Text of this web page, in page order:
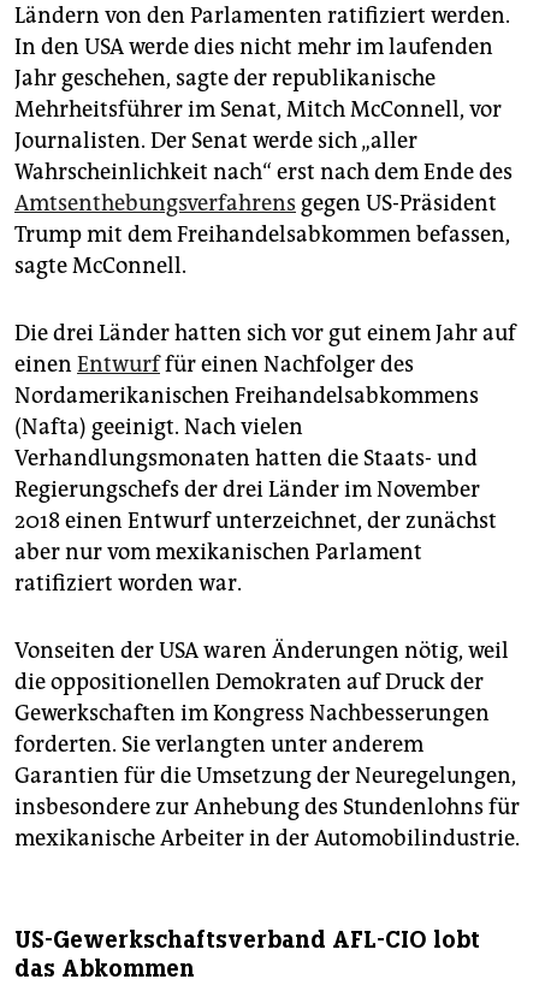
Ländern von den Parlamenten ratifiziert werden.
In den USA werde dies nicht mehr im laufenden
Jahr geschehen, sagte der republikanische
Mehrheitsführer im Senat, Mitch McConnell, vor
Journalisten. Der Senat werde sich „aller
Wahrscheinlichkeit nach“ erst nach dem Ende des
Amtsenthebungsverfahrens gegen US-Präsident
Trump mit dem Freihandelsabkommen befassen,
sagte McConnell.
Die drei Länder hatten sich vor gut einem Jahr auf
einen Entwurffür einen Nachfolger des
Nordamerikanischen Freihandelsabkommens
(Nafta) geeinigt. Nach vielen
Verhandlungsmonaten hatten die Staats- und
Regierungschefs der drei Länder im November
2018 einen Entwurf unterzeichnet, der zunächst
aber nur vom mexikanischen Parlament
ratifiziert worden war.
Vonseiten der USA waren Änderungen nötig, weil
die oppositionellen Demokraten auf Druck der
Gewerkschaften im Kongress Nachbesserungen
forderten. Sie verlangten unter anderem
Garantien für die Umsetzung der Neuregelungen,
insbesondere zur Anhebung des Stundenlohns für
mexikanische Arbeiter in der Automobilindustrie.
US-Gewerkschaftsverband AFL-CIO lobt
das Abkommen